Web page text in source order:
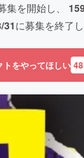
集を開始し、
31に募集を終了
トをやってほしい 48